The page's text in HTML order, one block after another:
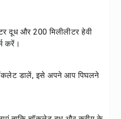
दूध और 200 मिलीलीटर हेवी
करें।
डालें, इसे अपने आप पिघलने